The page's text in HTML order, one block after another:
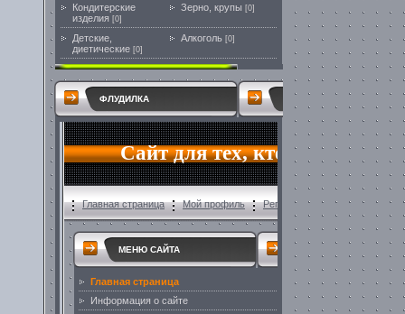
Кондитерские
изделия [0]
Зерно, крупы [0]
Детские,
диетические [0]
Алкоголь [0]
ФЛУДИЛКА